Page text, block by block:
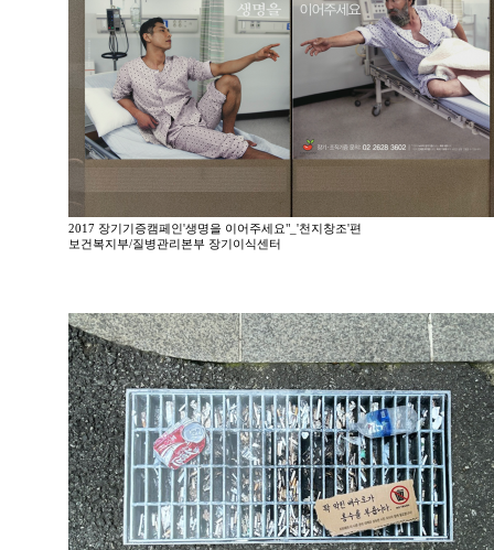
2017 장기기증캠페인'생명을 이어주세요"_'천지창조'편
보건복지부/질병관리본부 장기이식센터